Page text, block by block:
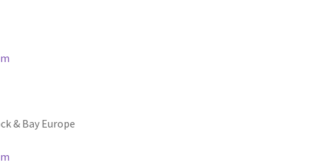
& Bay Europe